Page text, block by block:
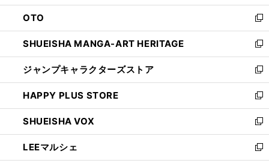
ウ
で
開
く
ン
ド
ウ
で
開
く
OTO
新
し
い
ウ
ィ
ン
ド
ウ
で
開
く
SHUEISHA MANGA-ART HERITAGE
新
し
い
ウ
ィ
ン
ド
ウ
で
開
ジャンプキャラクターズストア
新
し
い
ウ
ィ
ン
ド
ウ
HAPPY PLUS STORE
新
し
い
ウ
ィ
ン
SHUEISHA VOX
新
し
い
ウ
LEEマルシェ
新
し